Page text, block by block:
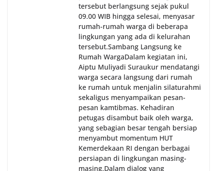
tersebut berlangsung sejak pukul
09.00 WIB hingga selesai, menyasar
rumah-rumah warga di beberapa
lingkungan yang ada di kelurahan
tersebut.‎Sambang Langsung ke
Rumah Warga‎Dalam kegiatan ini,
Aiptu Muliyadi Suraukur mendatangi
warga secara langsung dari rumah
ke rumah untuk menjalin silaturahmi
sekaligus menyampaikan pesan-
pesan kamtibmas. Kehadiran
petugas disambut baik oleh warga,
yang sebagian besar tengah bersiap
menyambut momentum HUT
Kemerdekaan RI dengan berbagai
persiapan di lingkungan masing-
masing.‎Dalam dialog yang